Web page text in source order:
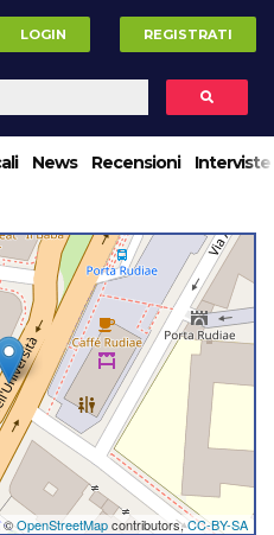
LOGIN REGISTRATI
News Recensioni Interviste
©OpenStreetMapcontributors,CC-BY-SA